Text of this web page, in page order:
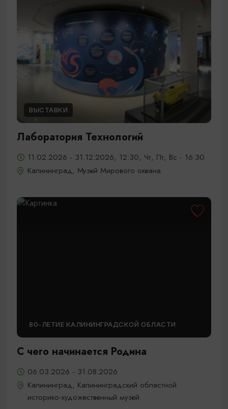
ВЫСТАВКИ
Лаборатория Технологий
11.02.2026 - 31.12.2026, 12:30, Чт, Пт, Вс - 16:30
Калининград, Музей Мирового океана
80-ЛЕТИЕ КАЛИНИНГРАДСКОЙ ОБЛАСТИ
С чего начинается Родина
06.03.2026 - 31.08.2026
Калининград, Калининградский областной
историко-художественный музей